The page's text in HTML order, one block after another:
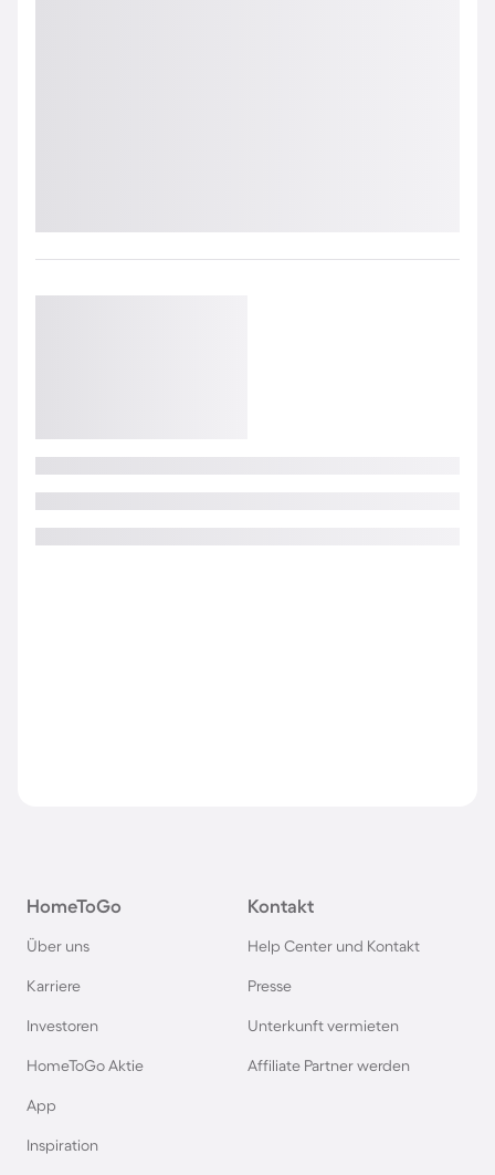
HomeToGo
Über uns
Karriere
Investoren
HomeToGo Aktie
App
Inspiration
Kontakt
Help Center und Kontakt
Presse
Unterkunft vermieten
Affiliate Partner werden